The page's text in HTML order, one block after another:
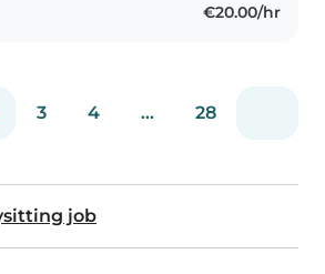
€20.00/hr
3 4 ... 28
job